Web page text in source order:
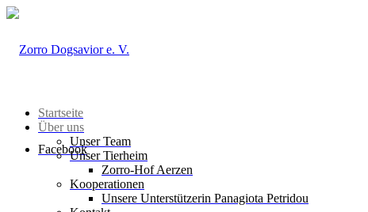
Facebook
Startseite
Über uns
Unser Team
Unser Tierheim
Zorro-Hof Aerzen
Kooperationen
Unsere Unterstützerin Panagiota Petridou